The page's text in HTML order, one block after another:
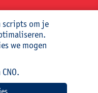
,
Locatie
scripts om je
we mogen